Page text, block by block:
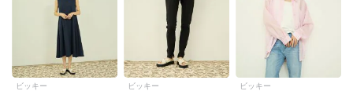
ビッキー ビッキー ビッキー